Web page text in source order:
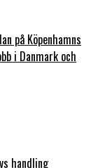
på Köpenhamns
i Danmark och
handling